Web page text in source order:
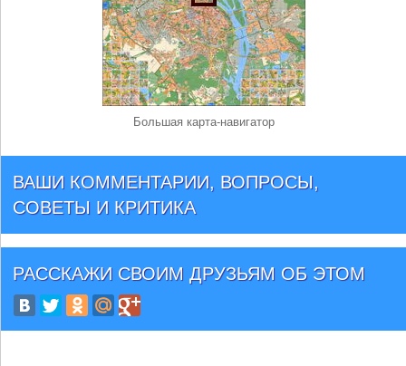
Большая карта-навигатор
ВАШИ КОММЕНТАРИИ, ВОПРОСЫ,
СОВЕТЫ И КРИТИКА
РАССКАЖИ СВОИМ ДРУЗЬЯМ ОБ ЭТОМ